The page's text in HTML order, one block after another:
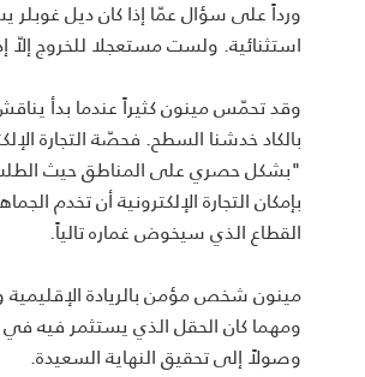
ورداً على سؤال عمّا إذا كان ديل
استثنائية. ولست مستعجلا للخروج إلاّ
وقد تحمّس مينون كثيراً عندما بدأ
بالكاد خدشنا السطح. فحصّة التجارة
"بشكل حصري على المناطق حيث
بإمكان التجارة الإلكترونية أن تخدم
القطاع الذي سيخوض غماره تالياً.
مينون شخص مؤمن بالريادة الإقليمية
ومهما كان الحقل الذي يستثمر فيه في
وصولاً إلى تحقيق النهاية السعيدة.